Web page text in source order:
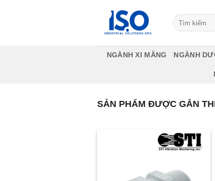
Tìm
kiếm:
NGÀNH XI MĂNG NGÀNH
SẢN PHẨM ĐƯỢC GẮN